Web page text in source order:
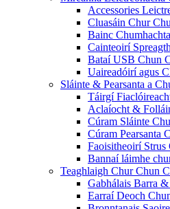
Accessories
Cluasáin Chur
Bainc
Cainteoirí
Bataí USB Chun
Uaireadóirí agus
Sláinte & Pearsanta a
Táirgí
Aclaíocht &
Cúram Sláinte
Cúram Pearsanta
Faoisitheoirí Strus
Bannaí láimhe
Teaghlaigh Chur Chun
Gabhálais Barra
Earraí Deoch